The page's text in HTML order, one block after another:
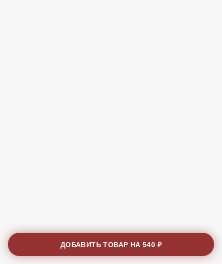
ДОБАВИТЬ ТОВАР НА540 ₽